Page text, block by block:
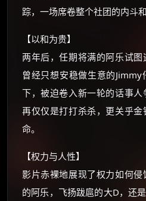
踪，一场席卷整个社团的内斗
【以和为贵】
两年后，任期将满的阿乐试
曾经只想安稳做生意的
下，被迫卷入新一轮的话事
再仅仅是打打杀杀，更关乎
命。
【权力与人性】
影片赤裸地展现了权力如何
的阿乐，飞扬跋扈的大D，还
你需要的各种会员，
优惠券、活动红包
⚡ 前往【大淘